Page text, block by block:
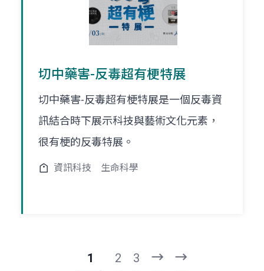
切中藥害-反毒超有梗特展
切中藥害-反毒超有梗特展是一個反毒資
訊結合時下展示科技與藝術文化元素，
很有梗的反毒特展。
資訊科技 生命科學
1 2 3